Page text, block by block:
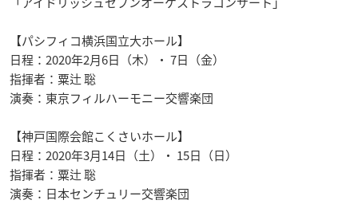
【パシフィコ横浜国立大ホール】
日程：2020年2月6日（木）・ 7日（金）
指揮者：粟辻 聡
演奏：東京フィルハーモニー交響楽団
【神戸国際会館こくさいホール】
日程：2020年3月14日（土）・ 15日（日）
指揮者：粟辻 聡
演奏：日本センチュリー交響楽団